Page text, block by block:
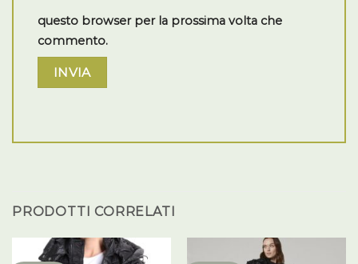
questo browser per la prossima volta che
commento.
PRODOTTI CORRELATI